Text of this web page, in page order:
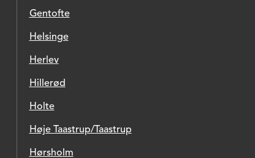
Gentofte
Helsinge
Herlev
Hillerød
Holte
Høje Taastrup/Taastrup
Hørsholm